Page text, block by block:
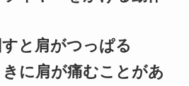
と肩がつっぱる
に肩が痛むことがあ